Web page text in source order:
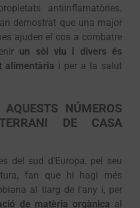
antiinflamatòries.
demostrat que una major
ajuden el cos a combatre
un sòl viu i divers és
alimentària i per a la salut
NÚMEROS
DE CASA
del sud d’Europa, pel seu
fan que hi hagi més
al llarg de l’any i, per
de matèria orgànica al